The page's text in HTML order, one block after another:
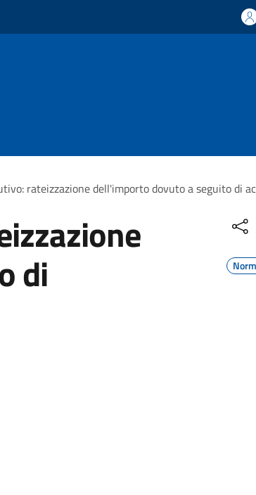
rateizzazione dell'importo dovuto a seguito di
di